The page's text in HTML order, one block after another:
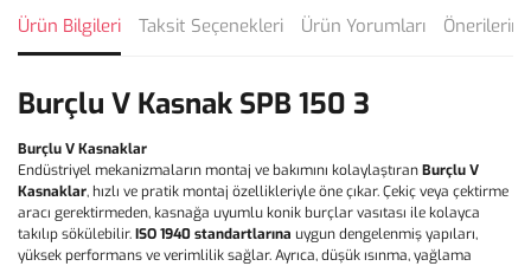
Ürün Bilgileri Taksit Seçenekleri Ürün Yorumları
Burçlu V Kasnak SPB 150 3
Burçlu V Kasnaklar
Endüstriyel mekanizmaların montaj ve bakımını kolaylaştıranBurçlu V
Kasnaklar, hızlı ve pratik montaj özellikleriyle öne çıkar. Çekiç veya çektirme
aracı gerektirmeden, kasnağa uyumlu konik burçlar vasıtası ile kolayca
takılıp sökülebilir.ISO 1940 standartlarına uygun dengelenmiş yapıları,
yüksek performans ve verimlilik sağlar. Ayrıca, düşük ısınma, yağlama